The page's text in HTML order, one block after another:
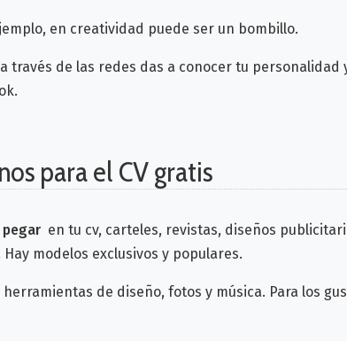
en creatividad puede ser un bombillo.
través de las redes das a conocer tu
para el CV gratis
pegar en tu cv, carteles, revistas, diseños
modelos exclusivos y populares.
de diseño, fotos y música. Para los